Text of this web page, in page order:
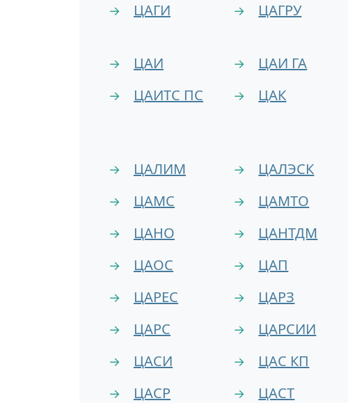
→ ЦАГИ → ЦАГРУ
→ ЦАИ → ЦАИ ГА
→ ЦАИТС ПС → ЦАК
→ ЦАЛИМ → ЦАЛЭСК
→ ЦАМС → ЦАМТО
→ ЦАНО → ЦАНТДМ
→ ЦАОС → ЦАП
→ ЦАРЕС → ЦАРЗ
→ ЦАРС → ЦАРСИИ
→ ЦАСИ → ЦАС КП
→ ЦАСР → ЦАСТ